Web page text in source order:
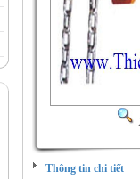
Thông tin chi tiết